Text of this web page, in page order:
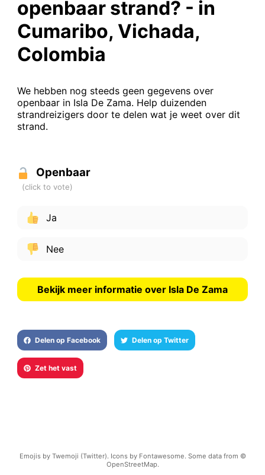
openbaar strand? - in
Cumaribo, Vichada,
Colombia
We hebben nog steeds geen gegevens over
openbaar in Isla De Zama. Help duizenden
strandreizigers door te delen wat je weet over dit
strand.
Openbaar
Ja
Nee
Bekijk meer informatie over Isla De Zama
Delen op Facebook Delen op Twitter
Zet het vast
Emojis by Twemoji (Twitter). Icons by Fontawesome. Some data from ©
OpenStreetMap.